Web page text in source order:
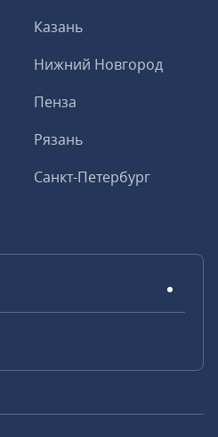
Казань
Нижний Новгород
Пенза
Рязань
Санкт-Петербург